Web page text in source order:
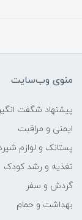
منوی وب‌سایت
پیشنهاد شگفت انگیر
ایمنی و مراقبت
پستانک و لوازم
تغذیه و رشد کودک
گردش و سفر
بهداشت و حمام